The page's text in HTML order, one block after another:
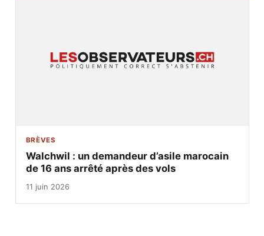
BRÈVES
Walchwil : un demandeur d’asile marocain
de 16 ans arrêté après des vols
11 juin 2026